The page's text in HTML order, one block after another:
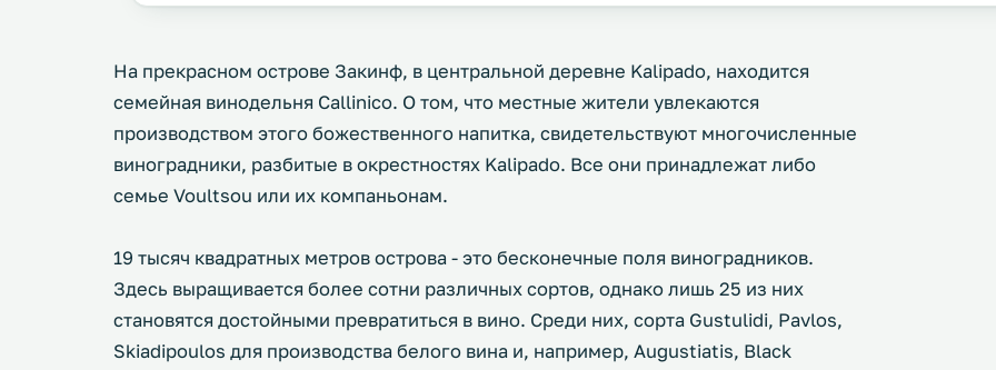
На прекрасном острове Закинф, в центральной деревне Kalipado, находится
семейная винодельня Callinico. О том, что местные жители увлекаются
производством этого божественного напитка, свидетельствуют многочисленные
виноградники, разбитые в окрестностях Kalipado. Все они принадлежат либо
семье Voultsou или их компаньонам.
19 тысяч квадратных метров острова - это бесконечные поля виноградников.
Здесь выращивается более сотни различных сортов, однако лишь 25 из них
становятся достойными превратиться в вино. Среди них, сорта Gustulidi, Pavlos,
Skiadipoulos для производства белого вина и, например, Augustiatis, Black